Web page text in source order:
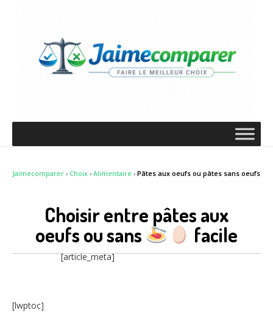
Jaimecomparer › Choix › Alimentaire › Pâtes aux oeufs ou pâtes sans oeufs
Choisir entre pâtes aux
oeufs ou sans
facile
[article_meta]
[lwptoc]